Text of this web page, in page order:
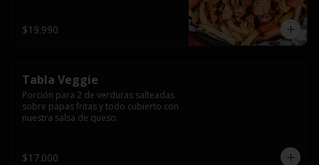
$19.990
Tabla Veggie
Porción para 2 de verduras salteadas
sobre papas fritas y todo cubierto con
nuestra salsa de queso.
$17.000